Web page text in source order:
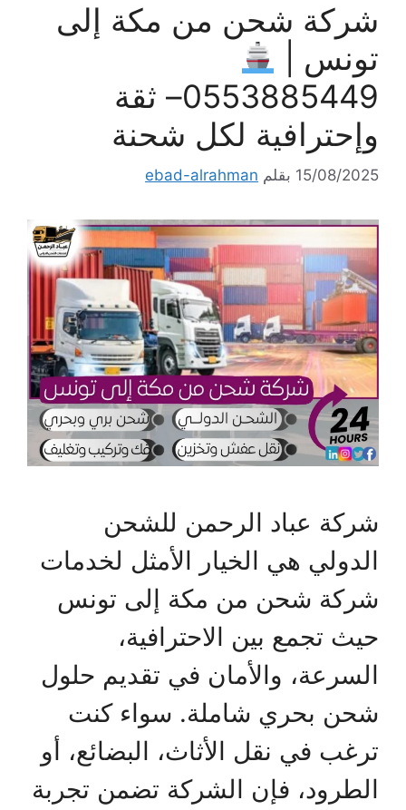
شركة شحن من مكة إلى
تونس |
0553885449– ثقة
وإحترافية لكل شحنة
15/08/2025 بقلم ebad-alrahman
شركة عباد الرحمن للشحن
الدولي هي الخيار الأمثل لخدمات
شركة شحن من مكة إلى تونس
حيث تجمع بين الاحترافية،
السرعة، والأمان في تقديم حلول
شحن بحري شاملة. سواء كنت
ترغب في نقل الأثاث، البضائع، أو
الطرود، فإن الشركة تضمن تجربة